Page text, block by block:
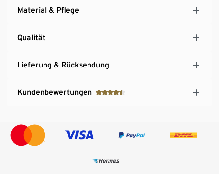
Material & Pflege
Qualität
Lieferung & Rücksendung
Kundenbewertungen